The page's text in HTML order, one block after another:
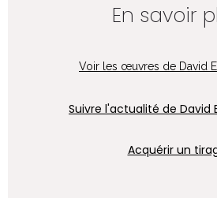
En savoir
Voir les œuvres de David
Suivre l'actualité de David
Acquérir un